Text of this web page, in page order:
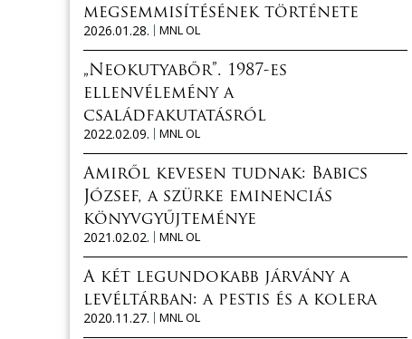
megsemmisítésének története
2026.01.28.
MNL OL
„Neokutyabőr”. 1987-es
ellenvélemény a
családfakutatásról
2022.02.09.
MNL OL
Amiről kevesen tudnak: Babics
József, a szürke eminenciás
könyvgyűjteménye
2021.02.02.
MNL OL
A két legundokabb járvány a
levéltárban: a pestis és a kolera
2020.11.27.
MNL OL